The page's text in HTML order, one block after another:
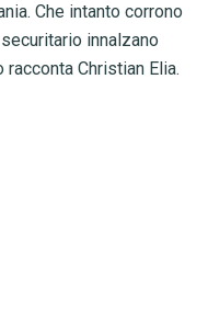
Che intanto corrono
innalzano
Christian Elia.